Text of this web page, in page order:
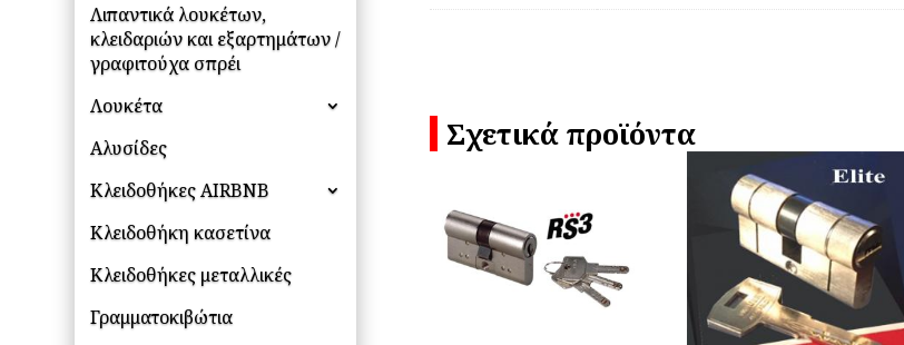
Λιπαντικά λουκέτων,
κλειδαριών και εξαρτημάτων /
γραφιτούχα σπρέι
Λουκέτα
Αλυσίδες
Κλειδοθήκες AIRBNB
Κλειδοθήκη κασετίνα
Κλειδοθήκες μεταλλικές
Γραμματοκιβώτια
Σχετικά προϊόντα